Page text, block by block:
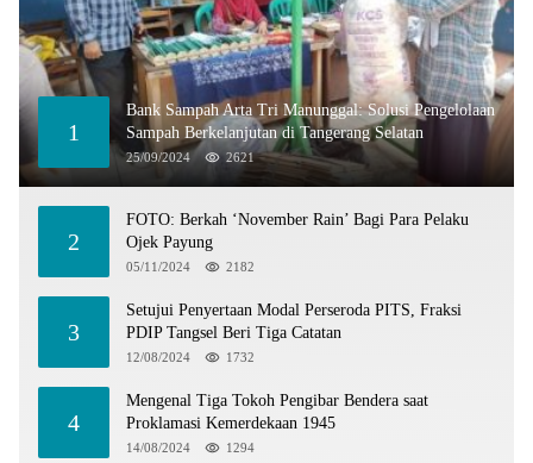
1
Bank Sampah Arta Tri Manunggal: Solusi Pengelolaan
Sampah Berkelanjutan di Tangerang Selatan
25/09/2024 2621
2
FOTO: Berkah ‘November Rain’ Bagi Para Pelaku
Ojek Payung
05/11/2024 2182
3
Setujui Penyertaan Modal Perseroda PITS, Fraksi
PDIP Tangsel Beri Tiga Catatan
12/08/2024 1732
4
Mengenal Tiga Tokoh Pengibar Bendera saat
Proklamasi Kemerdekaan 1945
14/08/2024 1294